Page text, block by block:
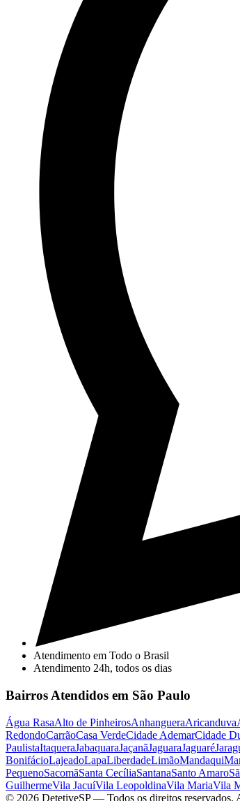
Atendimento em Todo o Brasil
Atendimento 24h, todos os dias
Bairros Atendidos em São Paulo
Água RasaAlto de PinheirosAnhangueraAricanduva
RedondoCarrãoCasa VerdeCidade AdemarCidade
PaulistaItaqueraJabaquaraJaçanãJaguaraJaguaré
BonifácioLajeadoLapaLiberdadeLimãoMandaqui
PequenoSacomãSanta CecíliaSantanaSanto Amaro
GuilhermeVila JacuíVila LeopoldinaVila MariaVila
© 2026 DetetiveSP— Todos os direitos reservados.